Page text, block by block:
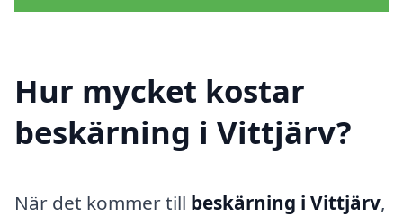
Hur mycket kostar
beskärning i Vittjärv?
När det kommer till beskärning i Vittjärv,